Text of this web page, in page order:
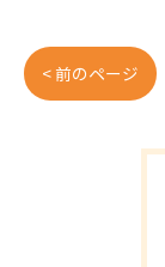
< 前のページ